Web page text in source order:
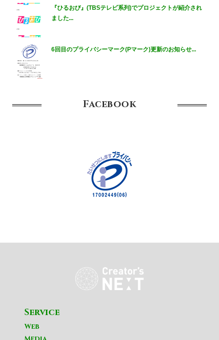
『ひるおび』(TBSテレビ系列)でプロジェクトが紹介され
ました...
6回目のプライバシーマーク(Pマーク)更新のお知らせ...
Facebook
Service
Web